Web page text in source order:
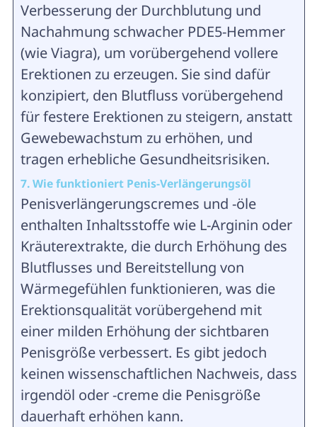
Verbesserung der Durchblutung und
Nachahmung schwacher PDE5-Hemmer
(wie Viagra), um vorübergehend vollere
Erektionen zu erzeugen. Sie sind dafür
konzipiert, den Blutfluss vorübergehend
für festere Erektionen zu steigern, anstatt
Gewebewachstum zu erhöhen, und
tragen erhebliche Gesundheitsrisiken.
7. Wie funktioniert Penis-Verlängerungsöl
Penisverlängerungscremes und -öle
enthalten Inhaltsstoffe wie L-Arginin oder
Kräuterextrakte, die durch Erhöhung des
Blutflusses und Bereitstellung von
Wärmegefühlen funktionieren, was die
Erektionsqualität vorübergehend mit
einer milden Erhöhung der sichtbaren
Penisgröße verbessert. Es gibt jedoch
keinen wissenschaftlichen Nachweis, dass
irgendöl oder -creme die Penisgröße
dauerhaft erhöhen kann.